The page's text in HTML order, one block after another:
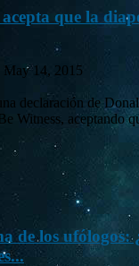
que la
May 14, 2015
declaración de
Witness, aceptando
de los ufólogos: